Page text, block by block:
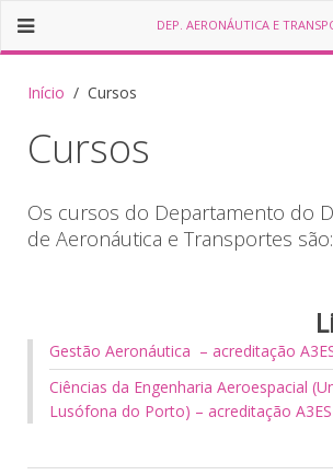
DEP. AERONÁUTICA E
Início Cursos
Cursos
Os cursos do Departamento do
de Aeronáutica e Transportes são:
Gestão Aeronáutica – acreditação
Ciências da Engenharia Aeroespacial
Lusófona do Porto) – acreditação A3ES